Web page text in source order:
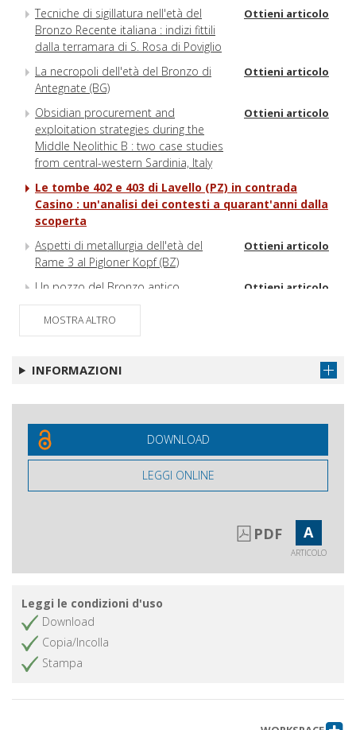
Tecniche di sigillatura nell'età del
Bronzo Recente italiana : indizi fittili
dalla terramara di S. Rosa di Poviglio
Ottieni articolo
La necropoli dell'età del Bronzo di
Antegnate (BG)
Ottieni articolo
Obsidian procurement and
exploitation strategies during the
Middle Neolithic B : two case studies
from central-western Sardinia, Italy
Ottieni articolo
Le tombe 402 e 403 di Lavello (PZ) in contrada
Casino : un'analisi dei contesti a quarant'anni dalla
scoperta
Aspetti di metallurgia dell'età del
Rame 3 al Pigloner Kopf (BZ)
Ottieni articolo
Un pozzo del Bronzo antico
avanzato dagli scavi TAV-1997 a
Gricignano d'Aversa (CE)
Ottieni articolo
functional analysis of vessels from Su
MOSTRA ALTRO
INFORMAZIONI
DOWNLOAD
LEGGI ONLINE
PDF A
ARTICOLO
Leggi le condizioni d'uso
Download
Copia/Incolla
Stampa